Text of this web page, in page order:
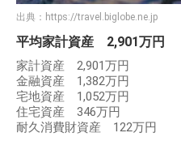
出典： https://travel.biglobe.ne.jp
平均家計資産 2,901万円
家計資産 2,901万円
金融資産 1,382万円
宅地資産 1,052万円
住宅資産 346万円
耐久消費財資産 122万円